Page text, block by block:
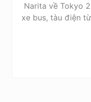
s
Narita về Tokyo
xe bus, tàu điện